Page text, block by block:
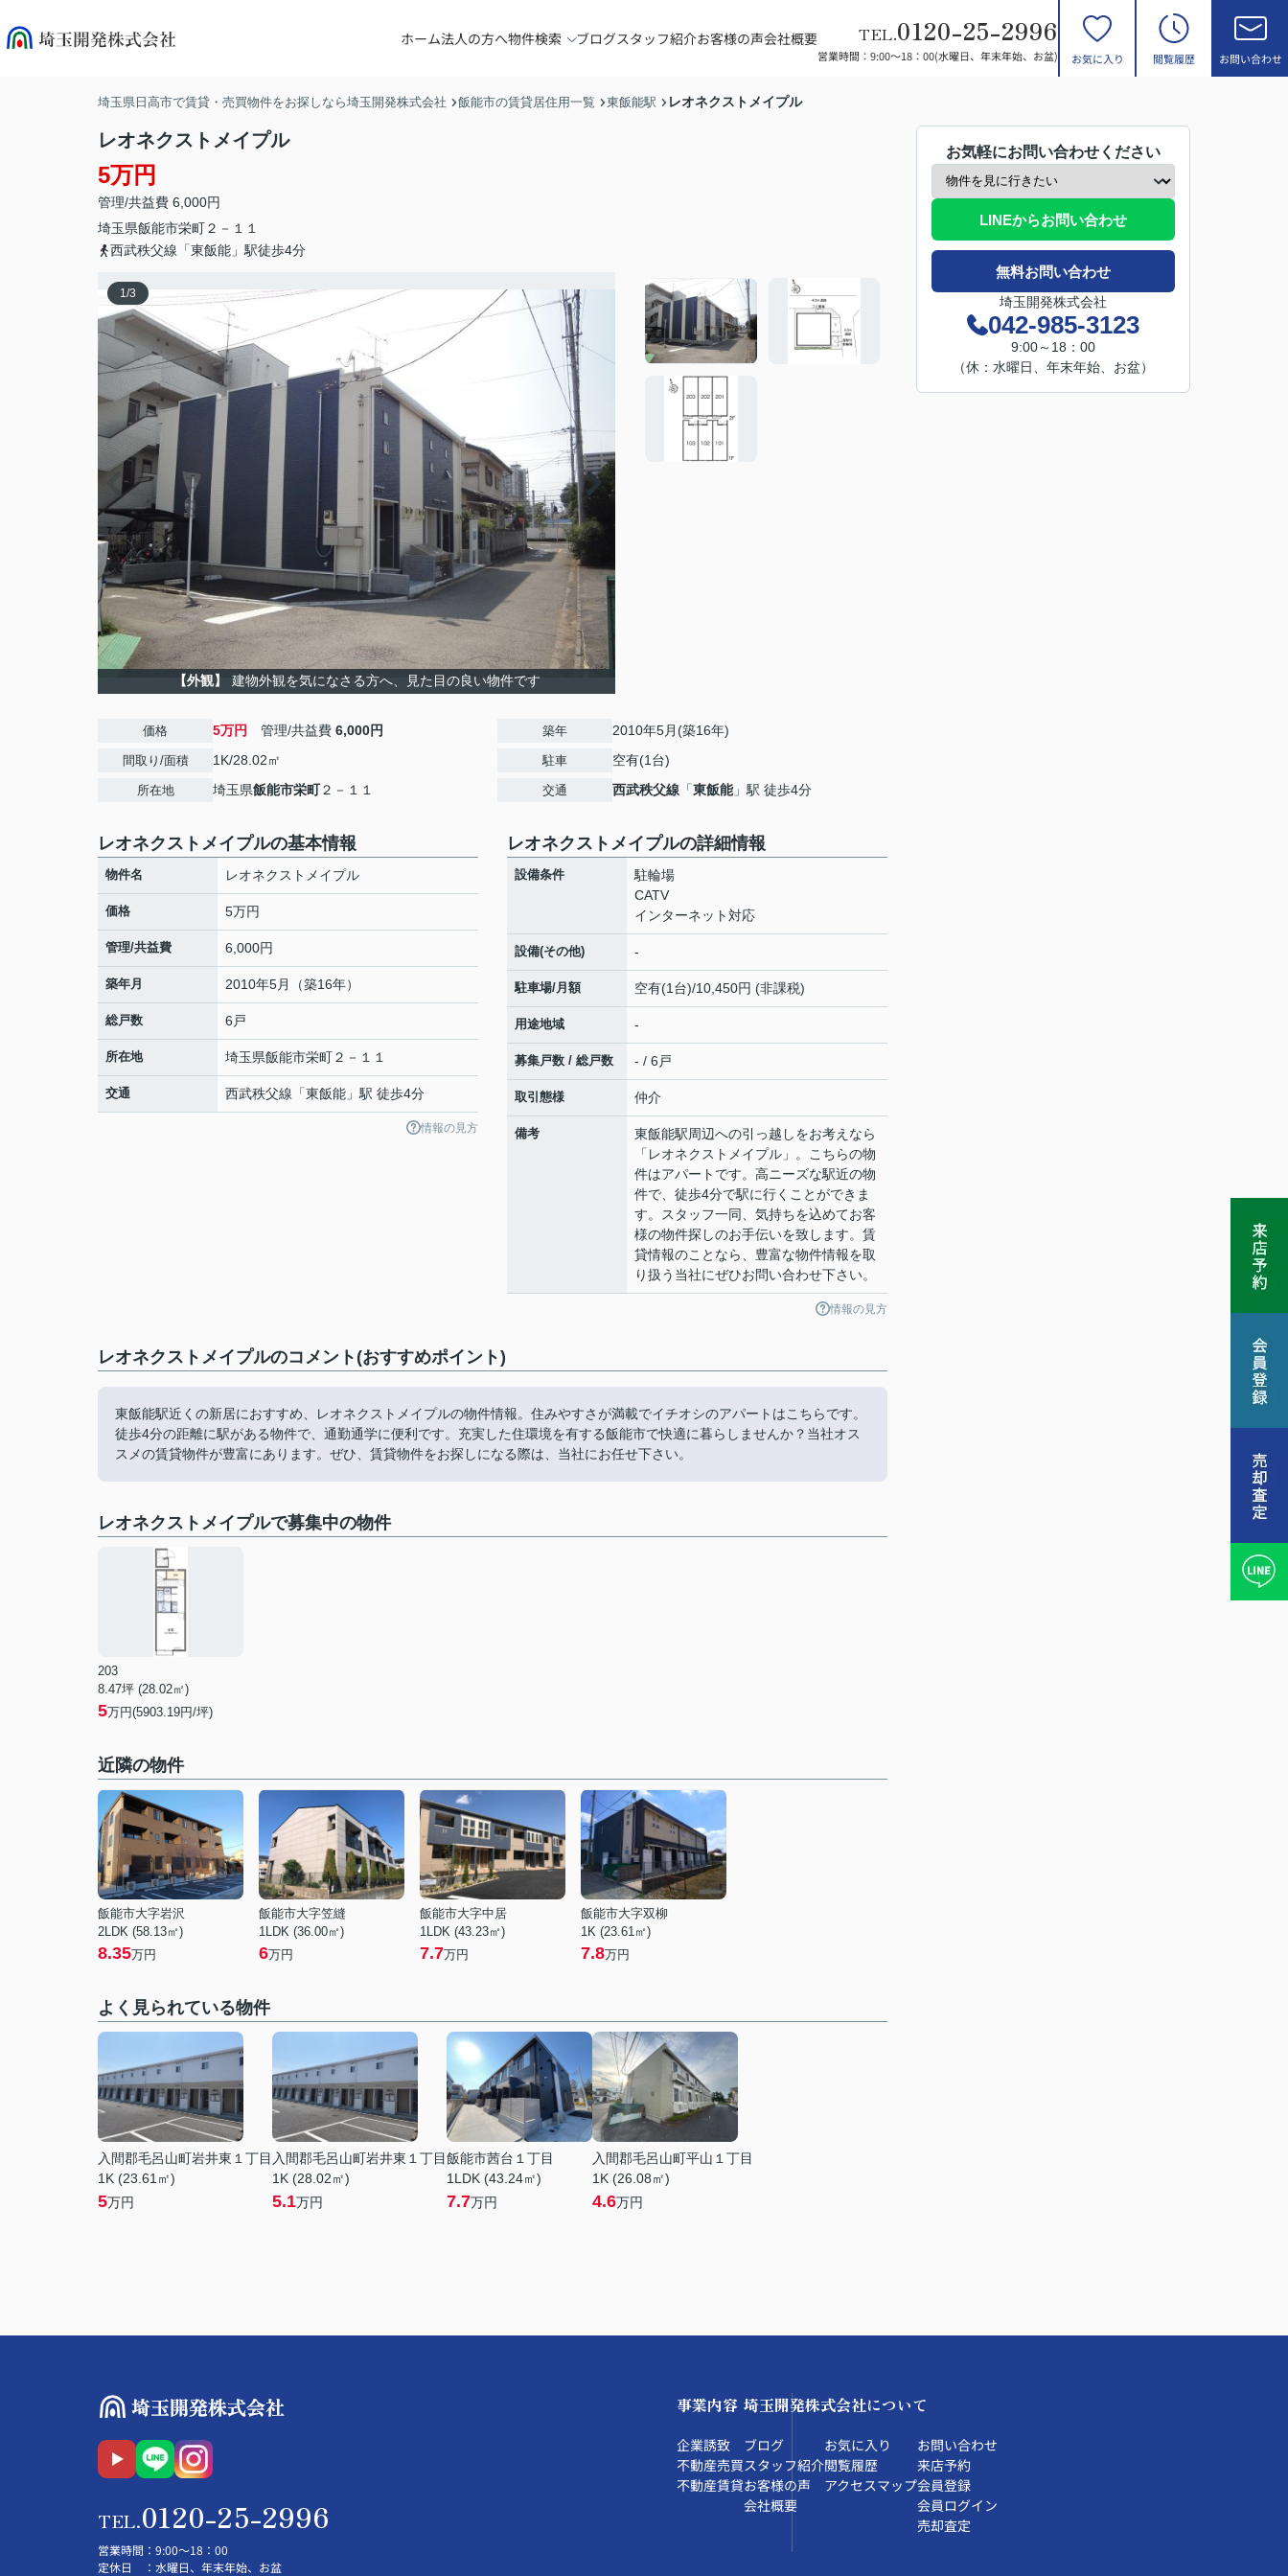
ホーム法人の方へ物件検索 ブログスタッフ紹介お客様の声会社概要 TEL.0120-25-2996
営業時間：9:00～18：00(水曜日、年末年始、お盆) お気に入り 閲覧履歴 お問い合わせ
埼玉県日高市で賃貸・売買物件をお探しなら埼玉開発株式会社 飯能市の賃貸居住用一覧 東飯能駅 レオネクストメイプル
レオネクストメイプル
5万円
管理/共益費 6,000円
埼玉県飯能市栄町２－１１
西武秩父線「東飯能」駅徒歩4分
1/3
【外観】 建物外観を気になさる方へ、見た目の良い物件です
価格 5万円 管理/共益費 6,000円
間取り/面積 1K/28.02㎡
所在地 埼玉県飯能市栄町２－１１
築年 2010年5月(築16年)
駐車 空有(1台)
交通 西武秩父線 「東飯能」駅 徒歩4分
レオネクストメイプルの基本情報
物件名 レオネクストメイプル
価格 5万円
管理/共益費 6,000円
築年月 2010年5月（築16年）
総戸数 6戸
所在地 埼玉県飯能市栄町２－１１
交通 西武秩父線 「東飯能 」駅 徒歩4分
情報の見方
レオネクストメイプルの詳細情報
設備条件
駐輪場
CATV
インターネット対応
設備(その他) -
駐車場/月額 空有(1台)/10,450円 (非課税)
用途地域 -
募集戸数 / 総戸数 - / 6戸
取引態様 仲介
備考
東飯能駅周辺への引っ越しをお考えなら
「レオネクストメイプル」。こちらの物
件はアパートです。高ニーズな駅近の物
件で、徒歩4分で駅に行くことができま
す。スタッフ一同、気持ちを込めてお客
様の物件探しのお手伝いを致します。賃
貸情報のことなら、豊富な物件情報を取
り扱う当社にぜひお問い合わせ下さい。
情報の見方
レオネクストメイプルのコメント(おすすめポイント)
東飯能駅近くの新居におすすめ、レオネクストメイプルの物件情報。住みやすさが満載でイチオシのアパートはこちらです。
徒歩4分の距離に駅がある物件で、通勤通学に便利です。充実した住環境を有する飯能市で快適に暮らしませんか？当社オス
スメの賃貸物件が豊富にあります。ぜひ、賃貸物件をお探しになる際は、当社にお任せ下さい。
レオネクストメイプルで募集中の物件
203
8.47坪 (28.02㎡)
5万円(5903.19円/坪)
近隣の物件
飯能市大字岩沢
2LDK (58.13㎡)
8.35万円
飯能市大字笠縫
1LDK (36.00㎡)
6万円
飯能市大字中居
1LDK (43.23㎡)
7.7万円
飯能市大字双柳
1K (23.61㎡)
7.8万円
よく見られている物件
入間郡毛呂山町岩井東１丁目
1K (23.61㎡)
5万円
入間郡毛呂山町岩井東１丁目
1K (28.02㎡)
5.1万円
飯能市茜台１丁目
1LDK (43.24㎡)
7.7万円
入間郡毛呂山町平山１丁目
1K (26.08㎡)
4.6万円
お気軽にお問い合わせください
LINEからお問い合わせ
無料お問い合わせ
埼玉開発株式会社
042-985-3123
9:00～18：00
（休：水曜日、年末年始、お盆）
TEL.0120-25-2996
営業時間 ：9:00～18：00
定休日
：水曜日、年末年始、お盆
事業内容
企業誘致
不動産売買
不動産賃貸
埼玉開発株式会社について
ブログ
スタッフ紹介
お客様の声
会社概要
お気に入り
閲覧履歴
アクセスマップ
お問い合わせ
来店予約
会員登録
会員ログイン
売却査定